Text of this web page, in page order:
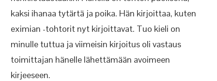
kaksi ihanaa tytärtä ja poika. Hän kirjoittaa, kuten
eximian -tohtorit nyt kirjoittavat. Tuo kieli on
minulle tuttua ja viimeisin kirjoitus oli vastaus
toimittajan hänelle lähettämään avoimeen
kirjeeseen.